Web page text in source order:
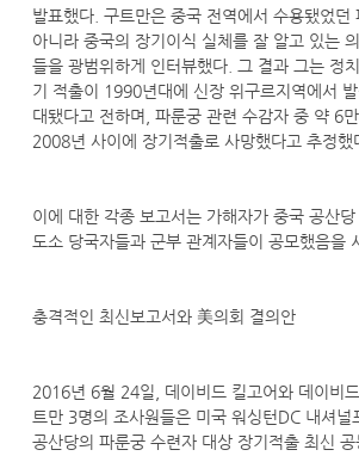
발표했다. 구트만은 중국 전역에서 수용됐었던
아니라 중국의 장기이식 실체를 잘 알고 있는
들을 광범위하게 인터뷰했다. 그 결과 그는 정
기 적출이 1990년대에 신장 위구르지역에서
대됐다고 전하며, 파룬궁 관련 수감자 중 약 6
2008년 사이에 장기적출로 사망했다고 추정했
이에 대한 각종 보고서는 가해자가 중국 공산
도소 당국자들과 군부 관계자들이 공모했음을
충격적인 최신보고서와 美의회 결의안
2016년 6월 24일, 데이비드 킬고어와 데이비
트만 3명의 조사원들은 미국 워싱턴DC 내셔널
공산당의 파룬궁 수련자 대상 장기적출 최신 공